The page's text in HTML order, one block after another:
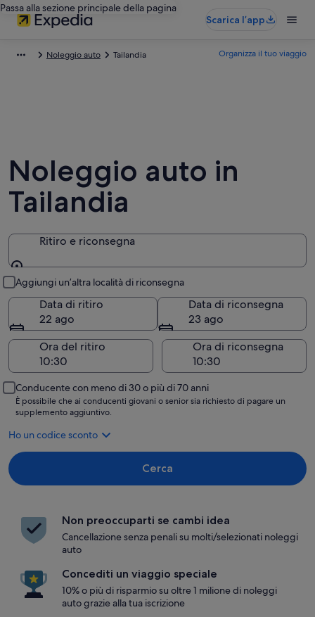
Passa alla sezione principale della pagina
Scarica l’app
Noleggio auto Tailandia Organizza il tuo viaggio
Noleggio auto in
Tailandia
Ritiro e riconsegna
Aggiungi un’altra località di riconsegna
Data di ritiro
22 ago
Data di riconsegna
23 ago
Ora del ritiro
Ora di riconsegna
Conducente con meno di 30 o più di 70 anni
È possibile che ai conducenti giovani o senior sia richiesto di pagare un
supplemento aggiuntivo.
Ho un codice sconto
Cerca
Non preoccuparti se cambi idea
Cancellazione senza penali su molti/selezionati noleggi
auto
Concediti un viaggio speciale
10% o più di risparmio su oltre 1 milione di noleggi
auto grazie alla tua iscrizione